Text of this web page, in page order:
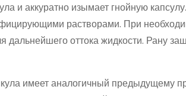
и аккуратно изымает гнойную
растворами. При
дальнейшего оттока жидкости. Рану
имеет аналогичный предыдущему